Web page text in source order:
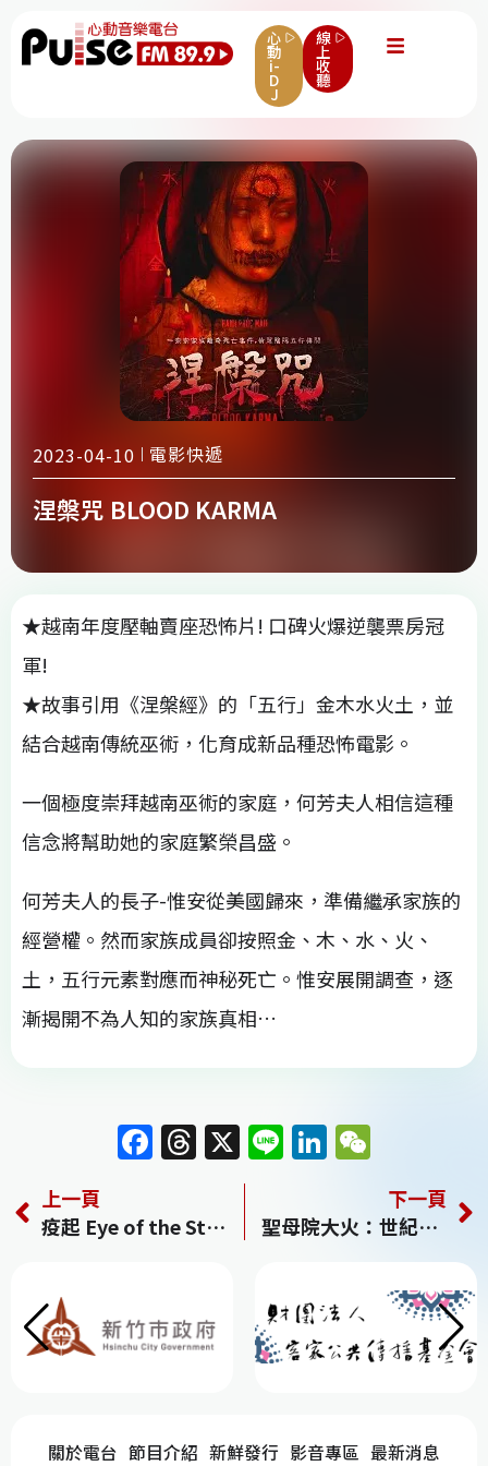
心
動
i-
D
J
線
上
收
聽
2023-04-10 電影快遞
涅槃咒 BLOOD KARMA
★越南年度壓軸賣座恐怖片! 口碑火爆逆襲票房冠
軍!
★故事引用《涅槃經》的「五行」金木水火土，並
結合越南傳統巫術，化育成新品種恐怖電影。
一個極度崇拜越南巫術的家庭，何芳夫人相信這種
信念將幫助她的家庭繁榮昌盛。
何芳夫人的長子-惟安從美國歸來，準備繼承家族的
經營權。然而家族成員卻按照金、木、水、火、
土，五行元素對應而神秘死亡。惟安展開調查，逐
漸揭開不為人知的家族真相…
F
a
c
e
o
o
T
h
re
a
s
X Li
n
e
Li
n
k
e
n
C
h
at
上一頁
疫起 Eye of the Storm
下一頁
聖母院大火：世紀浩劫 Notre Dame on Fire
關於電台 節目介紹 新鮮發行 影音專區 最新消息